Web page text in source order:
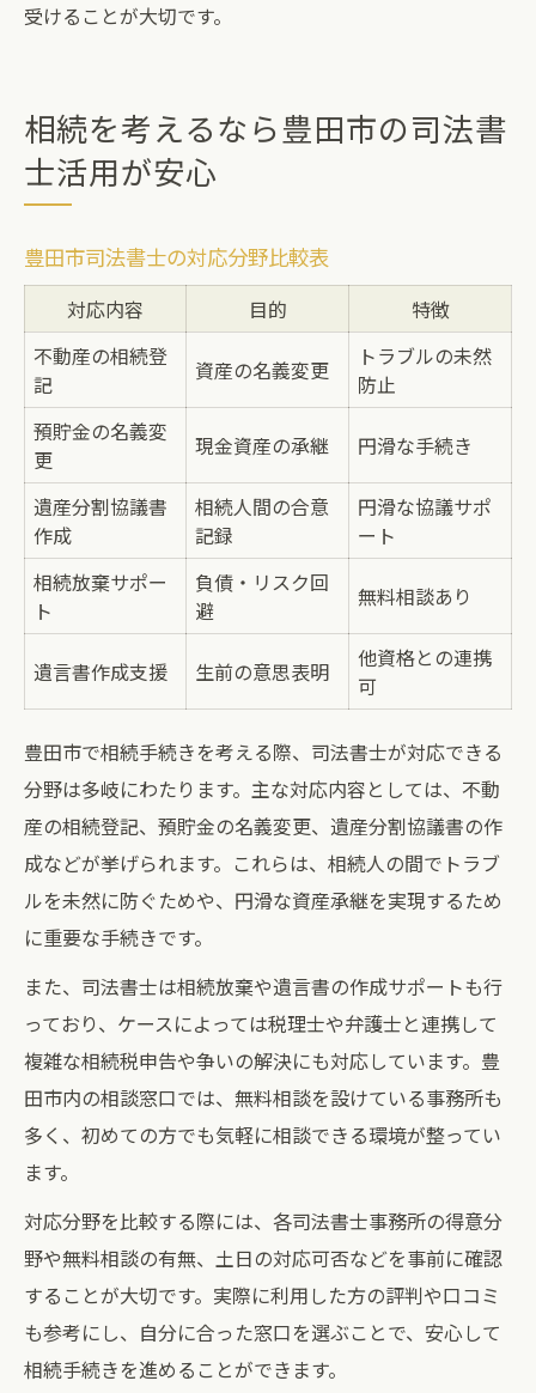
受けることが大切です。
相続を考えるなら豊田市の司法書
士活用が安心
豊田市司法書士の対応分野比較表
対応内容 目的
特徴
不動産の相続登
記
資産の名義変更
トラブルの未然
防止
預貯金の名義変
更
現金資産の承継 円滑な手続き
遺産分割協議書
作成
相続人間の合意
記録
円滑な協議サポ
ート
相続放棄サポー
ト
負債・リスク回
避
無料相談あり
遺言書作成支援 生前の意思表明
他資格との連携
可
豊田市で相続手続きを考える際、司法書士が対応できる
分野は多岐にわたります。主な対応内容としては、不動
産の相続登記、預貯金の名義変更、遺産分割協議書の作
成などが挙げられます。これらは、相続人の間でトラブ
ルを未然に防ぐためや、円滑な資産承継を実現するため
に重要な手続きです。
また、司法書士は相続放棄や遺言書の作成サポートも行
っており、ケースによっては税理士や弁護士と連携して
複雑な相続税申告や争いの解決にも対応しています。豊
田市内の相談窓口では、無料相談を設けている事務所も
多く、初めての方でも気軽に相談できる環境が整ってい
ます。
対応分野を比較する際には、各司法書士事務所の得意分
野や無料相談の有無、土日の対応可否などを事前に確認
することが大切です。実際に利用した方の評判や口コミ
も参考にし、自分に合った窓口を選ぶことで、安心して
相続手続きを進めることができます。